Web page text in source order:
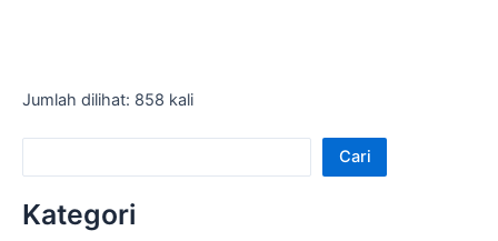
Jumlah dilihat: 858 kali
Cari
Kategori